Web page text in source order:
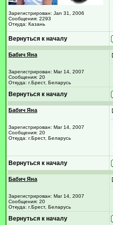
Зарегистрирован: Jan 31, 2006
Сообщения: 2293
Откуда: Казань
Вернуться к началу
Бабич Яна
Зарегистрирован: Mar 14, 2007
Сообщения: 20
Откуда: г.Брест, Беларусь
Вернуться к началу
Бабич Яна
Зарегистрирован: Mar 14, 2007
Сообщения: 20
Откуда: г.Брест, Беларусь
Вернуться к началу
Бабич Яна
Зарегистрирован: Mar 14, 2007
Сообщения: 20
Откуда: г.Брест, Беларусь
Вернуться к началу